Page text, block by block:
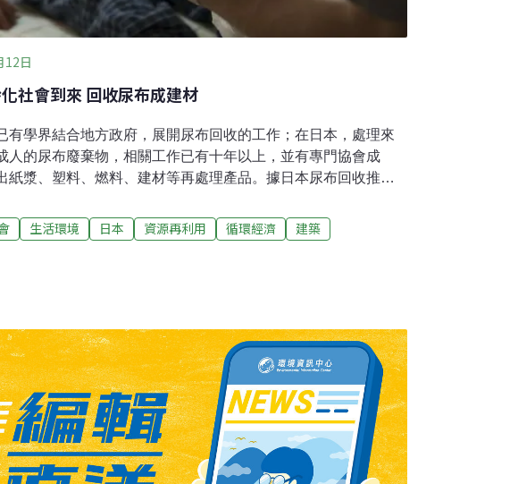
12日
社會到來 回收尿布成建材
有學界結合地方政府，展開尿布回收的工作；在日本，處理來
人的尿布廢棄物，相關工作已有十年以上，並有專門協會成
紙漿、塑料、燃料、建材等再處理產品。據日本尿布回收推廣
於少子化、高齡化的關係，高齡人口比例增加，大人用尿布在
加了160%。日本生產的尿布，有43萬噸銷往海外，有48萬噸
公尺）。用4噸的卡車載，要用480000台卡車來載。排成一長列
日本列島來回縱走1417公里的2.9倍長。為此消耗的稅金難以估
般的廢棄物，含有大量水分的用過的尿布，
生活環境 日本 資源再利用 循環經濟 建築